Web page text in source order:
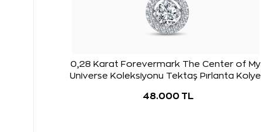
0,28 Karat Forevermark The Center of My
Universe Koleksiyonu Tektaş Pırlanta Kolye
48.000 TL